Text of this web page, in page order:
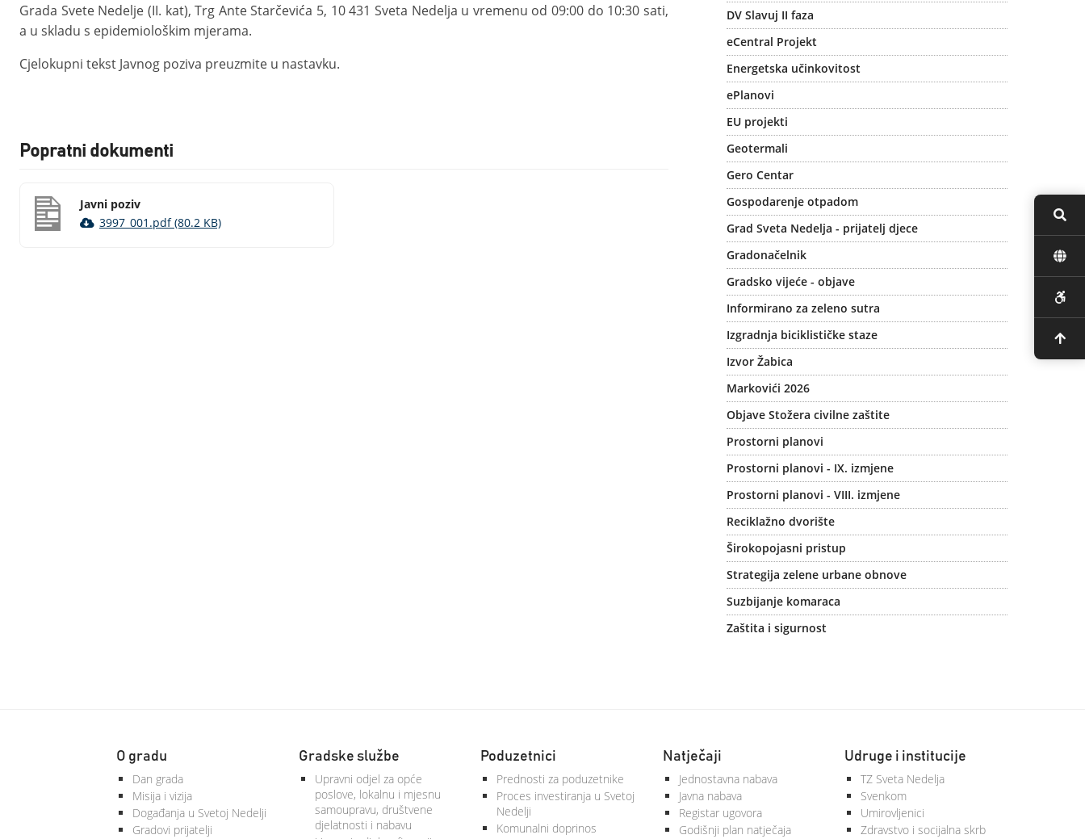
Grada Svete Nedelje (II. kat), Trg Ante Starčevića 5, 10 431 Sveta Nedelja u vremenu od 09:00 do 10:30 sati,
a u skladu s epidemiološkim mjerama.
Cjelokupni tekst Javnog poziva preuzmite u nastavku.
Popratni dokumenti
Javni poziv
3997_001.pdf (80.2 KB)
DV Slavuj II faza
eCentral Projekt
Energetska učinkovitost
ePlanovi
EU projekti
Geotermali
Gero Centar
Gospodarenje otpadom
Grad Sveta Nedelja - prijatelj djece
Gradonačelnik
Gradsko vijeće - objave
Informirano za zeleno sutra
Izgradnja biciklističke staze
Izvor Žabica
Markovići 2026
Objave Stožera civilne zaštite
Prostorni planovi
Prostorni planovi - IX. izmjene
Prostorni planovi - VIII. izmjene
Reciklažno dvorište
Širokopojasni pristup
Strategija zelene urbane obnove
Suzbijanje komaraca
Zaštita i sigurnost
O gradu
Dan grada
Misija i vizija
Događanja u Svetoj Nedelji
Gradovi prijatelji
Gradske službe
Upravni odjel za opće
poslove, lokalnu i mjesnu
samoupravu, društvene
djelatnosti i nabavu
Poduzetnici
Prednosti za poduzetnike
Proces investiranja u Svetoj
Nedelji
Komunalni doprinos
Natječaji
Jednostavna nabava
Javna nabava
Registar ugovora
Godišnji plan natječaja
Udruge i institucije
TZ Sveta Nedelja
Svenkom
Umirovljenici
Zdravstvo i socijalna skrb